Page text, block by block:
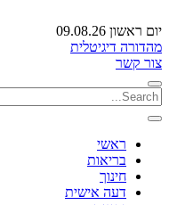
יום ראשון 09.08.26
מהדורה דיגיטלית
צור קשר
ראשי
בריאות
חינוך
דעה אישית